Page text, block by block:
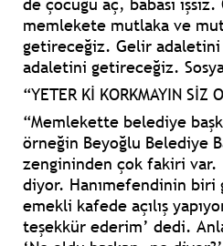
memlekete mutlaka ve
getireceğiz. Gelir
adaletini getireceğiz.
“YETER Kİ KORKMAYIN SİZ
“Memlekette belediye
örneğin Beyoğlu Belediye
zengininden çok fakiri var.
diyor. Hanımefendinin biri
emekli kafede açılış
teşekkür ederim’ dedi.